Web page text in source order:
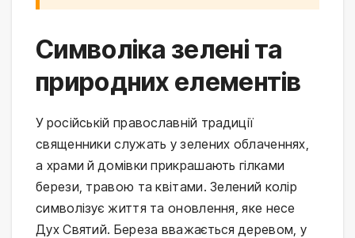
Символіка зелені та
природних елементів
У російській православній традиції
священники служать у зелених облаченнях,
а храми й домівки прикрашають гілками
берези, травою та квітами. Зелений колір
символізує життя та оновлення, яке несе
Дух Святий. Береза вважається деревом, у